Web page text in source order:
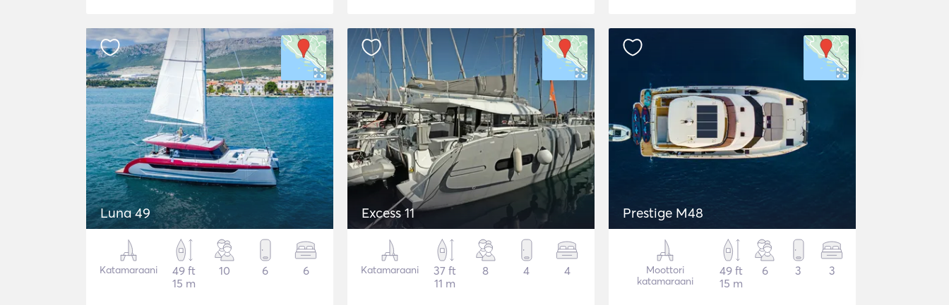
Luna 49
Katamaraani
49 ft
15 m
10 6 6
Excess 11
Katamaraani
37 ft
11 m
8 4 4
Prestige M48
Moottori
katamaraani
49 ft
15 m
6 3 3